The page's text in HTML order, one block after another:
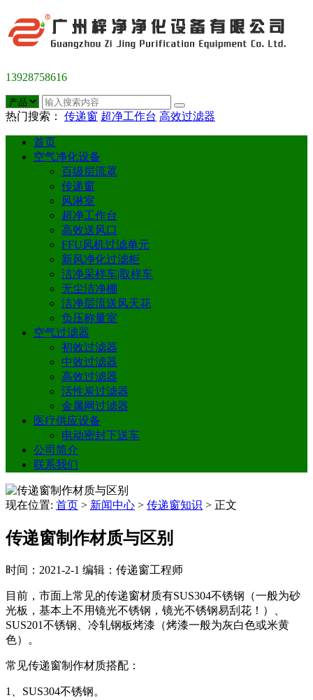
13928758616
热门搜索： 传递窗 超净工作台 高效过滤器
首页
空气净化设备
百级层流罩
传递窗
风淋室
超净工作台
高效送风口
FFU风机过滤单元
新风净化过滤柜
洁净采样车|取样车
无尘洁净棚
洁净层流送风天花
负压称量室
空气过滤器
初效过滤器
中效过滤器
高效过滤器
活性炭过滤器
金属网过滤器
医疗供应设备
电动密封下送车
公司简介
联系我们
现在位置: 首页 > 新闻中心 > 传递窗知识 > 正文
传递窗制作材质与区别
时间：2021-2-1 编辑：传递窗工程师
目前，市面上常见的传递窗材质有SUS304不锈钢（一般为砂
光板，基本上不用镜光不锈钢，镜光不锈钢易刮花！）、
SUS201不锈钢、冷轧钢板烤漆（烤漆一般为灰白色或米黄
色）。
常见传递窗制作材质搭配：
1、SUS304不锈钢。